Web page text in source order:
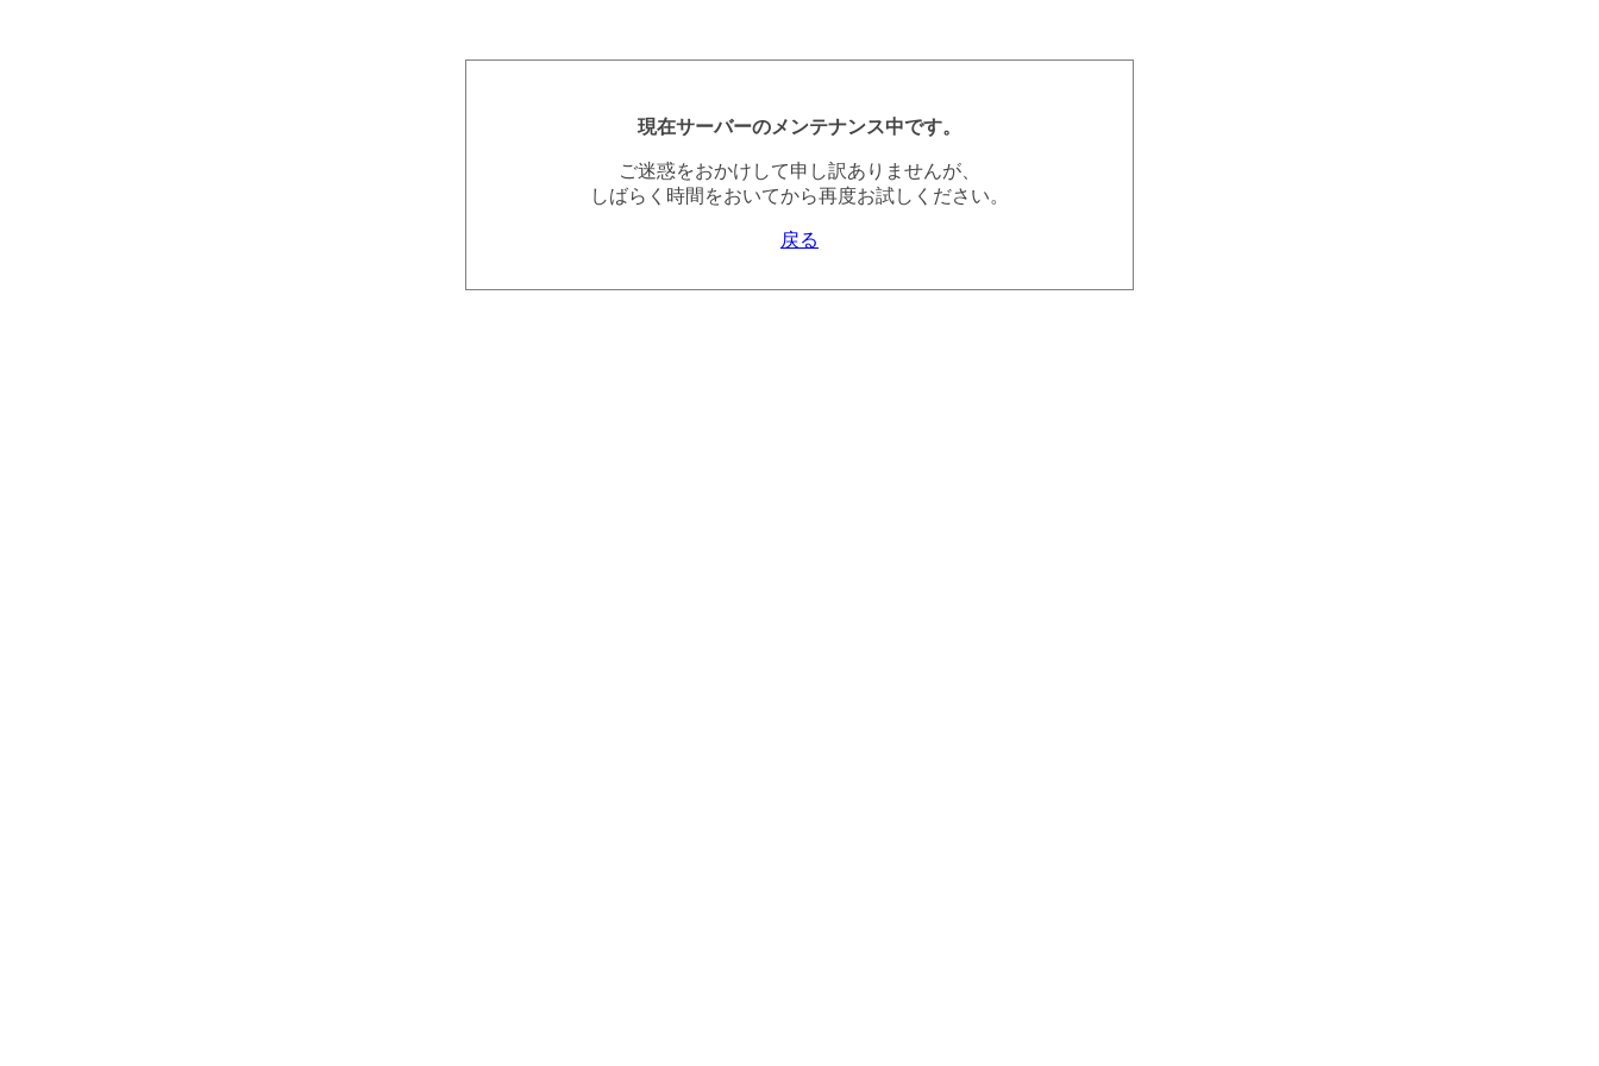
現在サーバーのメンテナンス中です。
ご迷惑をおかけして申し訳ありませんが、
しばらく時間をおいてから再度お試しください。
戻る